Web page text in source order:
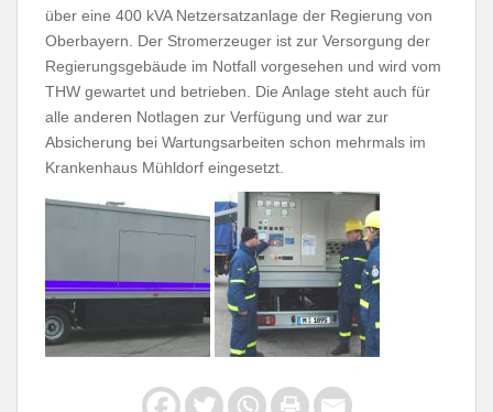
über eine 400 kVA Netzersatzanlage der Regierung von
Oberbayern. Der Stromerzeuger ist zur Versorgung der
Regierungsgebäude im Notfall vorgesehen und wird vom
THW gewartet und betrieben. Die Anlage steht auch für
alle anderen Notlagen zur Verfügung und war zur
Absicherung bei Wartungsarbeiten schon mehrmals im
Krankenhaus Mühldorf eingesetzt.